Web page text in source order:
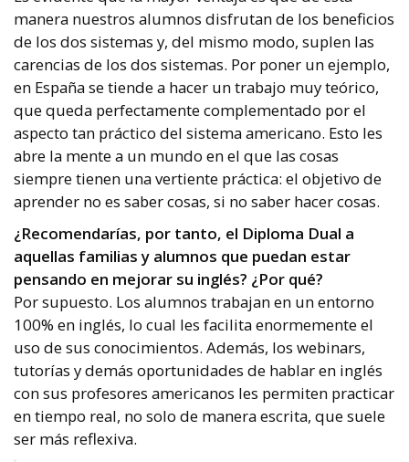
manera nuestros alumnos disfrutan de los beneficios
de los dos sistemas y, del mismo modo, suplen las
carencias de los dos sistemas. Por poner un ejemplo,
en España se tiende a hacer un trabajo muy teórico,
que queda perfectamente complementado por el
aspecto tan práctico del sistema americano. Esto les
abre la mente a un mundo en el que las cosas
siempre tienen una vertiente práctica: el objetivo de
aprender no es saber cosas, si no saber hacer cosas.
¿Recomendarías, por tanto, el Diploma Dual a
aquellas familias y alumnos que puedan estar
pensando en mejorar su inglés? ¿Por qué?
Por supuesto. Los alumnos trabajan en un entorno
100% en inglés, lo cual les facilita enormemente el
uso de sus conocimientos. Además, los webinars,
tutorías y demás oportunidades de hablar en inglés
con sus profesores americanos les permiten practicar
en tiempo real, no solo de manera escrita, que suele
ser más reflexiva.